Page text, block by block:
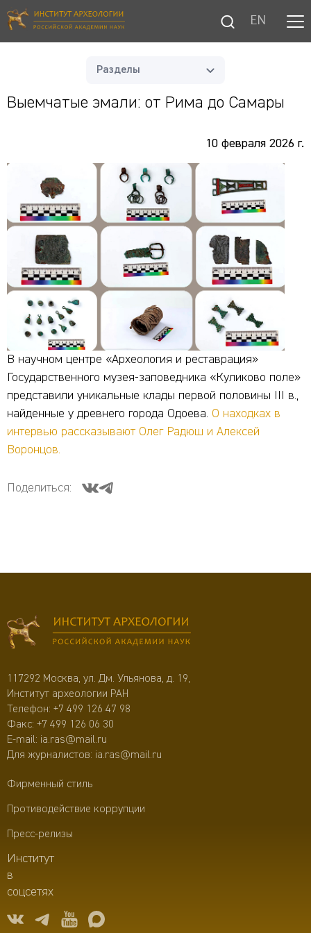
EN
Разделы
Выемчатые эмали: от Рима до Самары
10 февраля 2026 г.
В научном центре «Археология и реставрация»
Государственного музея-заповедника «Куликово поле»
представили уникальные клады первой половины III в.,
найденные у древнего города Одоева. О находках в
интервью рассказывают Олег Радюш и Алексей
Воронцов.
Поделиться:
117292 Москва, ул. Дм. Ульянова, д. 19,
Институт археологии РАН
Телефон: +7 499 126 47 98
Факс: +7 499 126 06 30
E-mail: ia.ras@mail.ru
Для журналистов: ia.ras@mail.ru
Фирменный стиль
Противодействие коррупции
Пресс-релизы
Институт
в
соцсетях